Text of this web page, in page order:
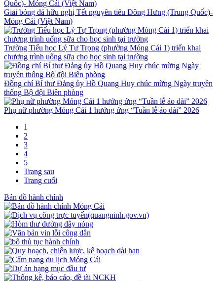
Giải bóng đá hữu nghị Tết nguyên tiêu Đông Hưng (Trung Quốc)-
Móng Cái (Việt Nam)
Trường Tiểu học Lý Tự Trọng (phường Móng Cái 1) triển khai
chương trình uống sữa cho học sinh tại trường
Đồng chí Bí thư Đảng ủy Hồ Quang Huy chúc mừng Ngày truyền
thống Bộ đội Biên phòng
Phụ nữ phường Móng Cái 1 hưởng ứng “Tuần lễ áo dài” 2026
1
2
3
4
5
Trang sau
Trang cuối
Bản đồ hành chính